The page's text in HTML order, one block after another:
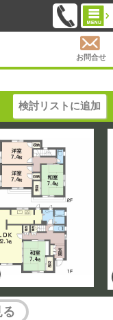
お問合せ
検討リストに追加